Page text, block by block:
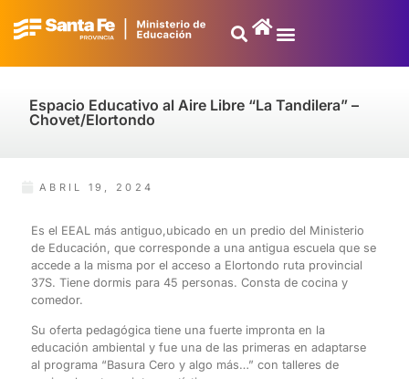
Espacio Educativo al Aire Libre “La Tandilera” –
Chovet/Elortondo
ABRIL 19, 2024
Es el EEAL más antiguo,ubicado en un predio del Ministerio
de Educación, que corresponde a una antigua escuela que se
accede a la misma por el acceso a Elortondo ruta provincial
37S. Tiene dormis para 45 personas. Consta de cocina y
comedor.
Su oferta pedagógica tiene una fuerte impronta en la
educación ambiental y fue una de las primeras en adaptarse
al programa “Basura Cero y algo más…” con talleres de